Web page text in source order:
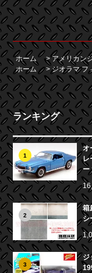
ホーム >アメリカン
ホーム
>ジオラマ フ
ランキング
1
オ
レ
ー
2
箱
シ
3
ジ